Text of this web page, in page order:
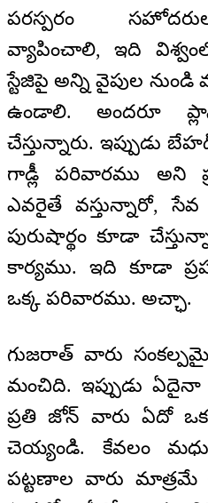
పరస్పరం
వ్యాపించాలి, ఇది
స్టేజిపై అన్ని వైపుల నుండి
ఉండాలి. అందరూ
చేస్తున్నారు. ఇప్పుడు
గాడ్లీ పరివారము అని
ఎవరైతే వస్తున్నారో, సేవ
పురుషార్థం కూడా
కార్యము. ఇది కూడా
ఒక్క పరివారము. అచ్ఛా.
గుజరాత్‌ వారు
మంచిది. ఇప్పుడు ఏదైనా
ప్రతి జోన్‌ వారు ఏదో ఒక
చెయ్యండి. కేవలం
పట్టణాల వారు మాత్రమే